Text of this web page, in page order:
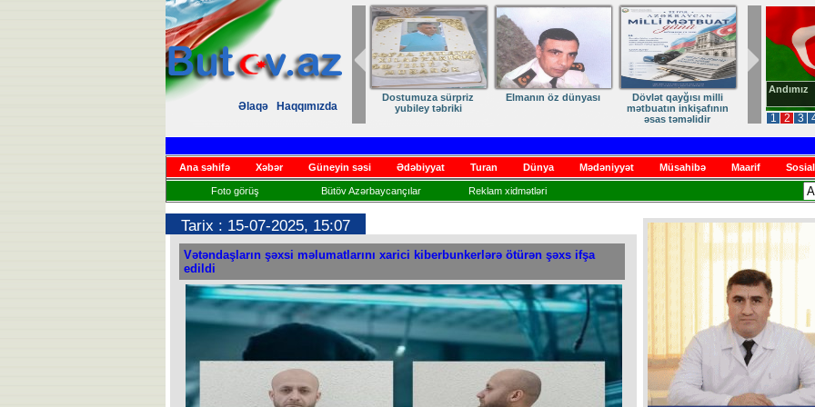
Əlaqə
Haqqımızda
1 2 3
Güvənc
Dostumuza sürpriz
yubiley təbriki
Elmanın öz dünyası
Dövlət qayğısı milli
mətbuatın inkişafının
əsas təməlidir
Ana səhifə Xəbər Güneyin səsi Ədəbiyyat Turan Dünya Mədəniyyət Müsahibə Maarif
Foto görüş Bütöv Azərbaycançılar Reklam xidmətləri
Tarix : 15-07-2025, 15:07
Vətəndaşların şəxsi məlumatlarını xarici kiberbunkerlərə ötürən şəxs ifşa
edildi